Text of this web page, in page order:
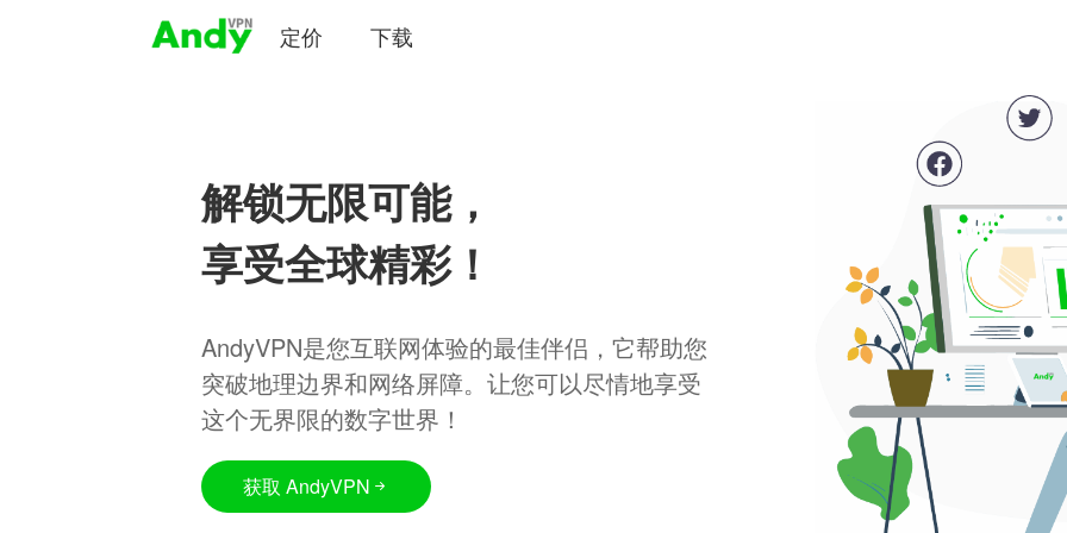
定价 下载
解锁无限可能，
享受全球精彩！
AndyVPN是您互联网体验的最佳伴侣，它帮助您
突破地理边界和网络屏障。让您可以尽情地享受
这个无界限的数字世界！
获取 AndyVPN